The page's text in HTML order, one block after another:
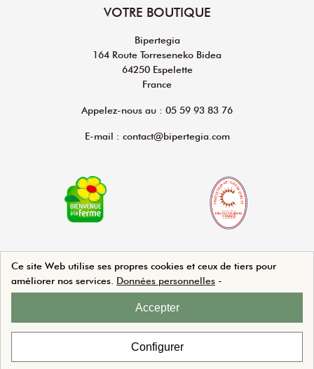
VOTRE BOUTIQUE
Bipertegia
164 Route Torreseneko Bidea
64250 Espelette
France
Appelez-nous au : 05 59 93 83 76
E-mail : contact@bipertegia.com
Ce site Web utilise ses propres cookies et ceux de tiers pour
améliorer nos services. Données personnelles -
Accepter
Configurer